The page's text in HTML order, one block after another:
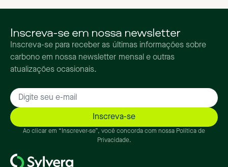
Inscreva-se em nossa newsletter
Inscreva-se para receber as últimas informações sobre
carbono em nossa newsletter mensal e outras
atualizações ocasionais.
Ao clicar em “Inscrever-se”, você concorda com nossa Política de
Privacidade.